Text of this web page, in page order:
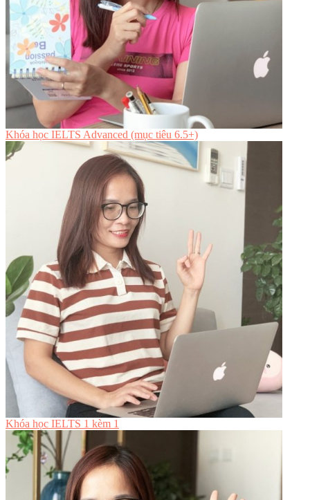
Khóa học IELTS Advanced (mục tiêu 6.5+)
Khóa học IELTS 1 kèm 1